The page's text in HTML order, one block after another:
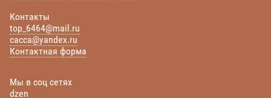
Контакты
top_6464@mail.ru
cacca@yandex.ru
Контактная форма
Мы в соц сетях
dzen